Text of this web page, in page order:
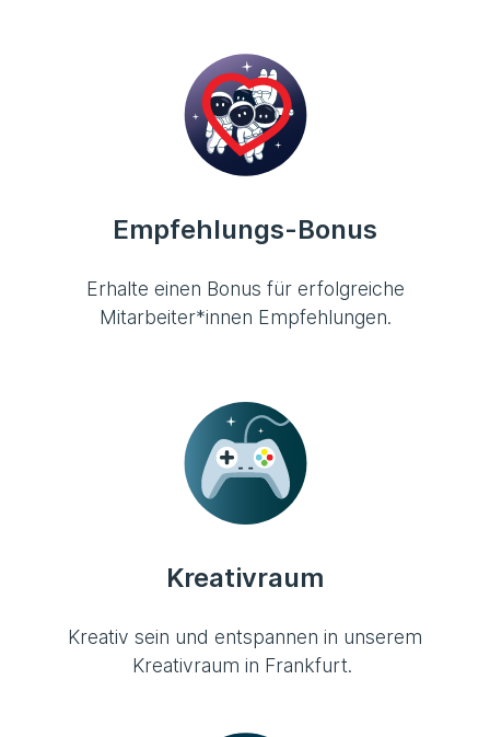
Empfehlungs-Bonus
Erhalte einen Bonus für erfolgreiche
Mitarbeiter*innen Empfehlungen.
Kreativraum
Kreativ sein und entspannen in unserem
Kreativraum in Frankfurt.